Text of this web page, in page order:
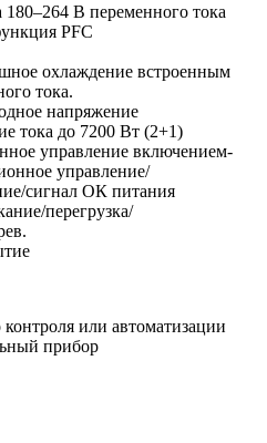
В переменного тока
PFC
охлаждение встроенным
тока.
напряжение
тока до 7200 Вт (2+1)
управление включением-
управление/
сигнал ОК питания
перегрузка/
контроля или автоматизации
прибор